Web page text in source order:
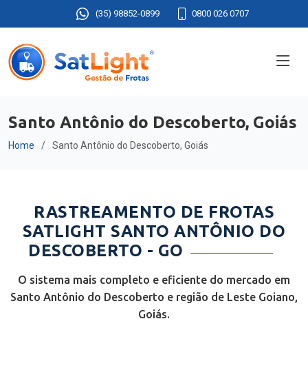
(35) 98852-0899 0800 026 0707
Santo Antônio do Descoberto, Goiás
Home Santo Antônio do Descoberto, Goiás
RASTREAMENTO DE FROTAS
SATLIGHT SANTO ANTÔNIO DO
DESCOBERTO - GO
O sistema mais completo e eficiente do mercado em
Santo Antônio do Descoberto e região de Leste Goiano,
Goiás.